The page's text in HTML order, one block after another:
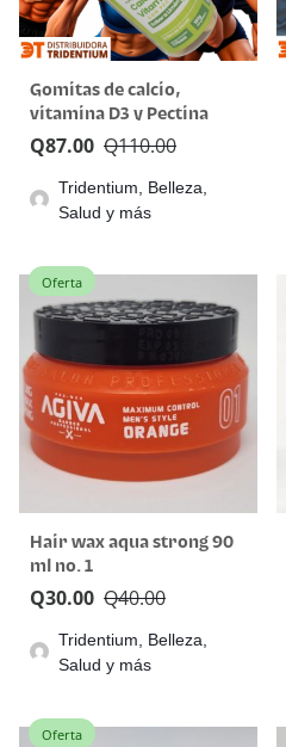
Gomitas de calcio,
vitamina D3 y Pectina
Q110.00
Q87.00
Tridentium, Belleza,
Salud y más
Oferta
Hair wax aqua strong 90
ml no. 1
Q40.00
Q30.00
Tridentium, Belleza,
Salud y más
Oferta